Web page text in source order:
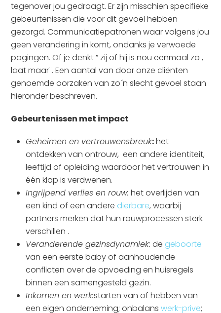
tegenover jou gedraagt. Er zijn misschien specifieke
gebeurtenissen die voor dit gevoel hebben
gezorgd. Communicatiepatronen waar volgens jou
geen verandering in komt, ondanks je verwoede
pogingen. Of je denkt ” zij of hij is nou eenmaal zo ,
laat maar¨. Een aantal van door onze cliënten
genoemde oorzaken van zo´n slecht gevoel staan
hieronder beschreven.
Gebeurtenissen met impact
Geheimen en vertrouwensbreuk:het
ontdekken van ontrouw, een andere identiteit,
leeftijd of opleiding waardoor het vertrouwen in
één klap is verdwenen.
Ingrijpend verlies en rouw: het overlijden van
een kind of een andere dierbare, waarbij
partners merken dat hun rouwprocessen sterk
verschillen .
Veranderende gezinsdynamiek: de geboorte
van een eerste baby of aanhoudende
conflicten over de opvoeding en huisregels
binnen een samengesteld gezin.
Inkomen en werk:starten van of hebben van
een eigen onderneming; onbalans werk-prive;